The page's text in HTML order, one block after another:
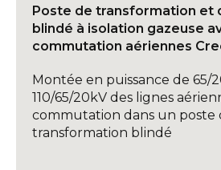
Poste de transformation et
blindé à isolation gazeuse
commutation aériennes
Montée en puissance de 65/
110/65/20kV des lignes
commutation dans un poste
transformation blindé